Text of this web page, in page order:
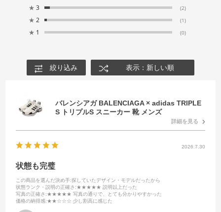
★ 3 (2)
★ 2 (1)
★ 1 (0)
絞り込み 表示：新しい順
バレンシアガ BALENCIAGA × adidas TRIPLE
S トリプルS スニーカー 靴 メンズ
詳細を見る
2026.7.30
状態も完璧
この商品を選んだ決め手:探していたデザイン・モデルだったから
状態ランク・説明の正確さ :★★★★★ 説明以上だった
写真の正確さ :★★★★★ 写真の通りで、とても分かりやすかった
価格の納得感:★★☆☆☆ 少し割高に感じた